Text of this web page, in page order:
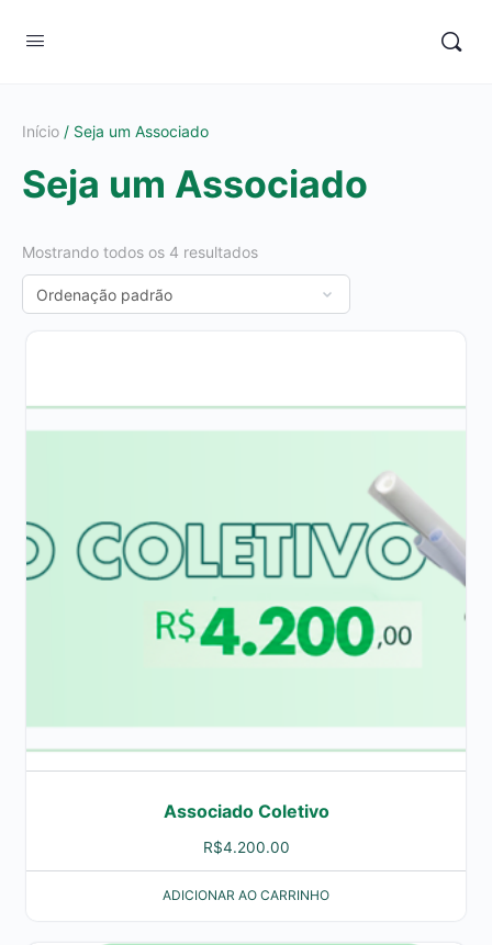
Início / Seja um Associado
Seja um Associado
Mostrando todos os 4 resultados
Associado Coletivo
R$4.200.00
ADICIONAR AO CARRINHO